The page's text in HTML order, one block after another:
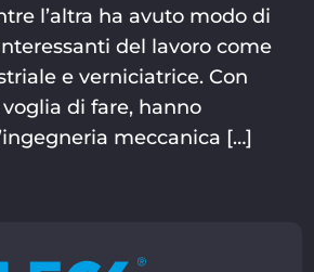
l’altra ha avuto modo di
del lavoro come
e verniciatrice. Con
di fare, hanno
meccanica […]